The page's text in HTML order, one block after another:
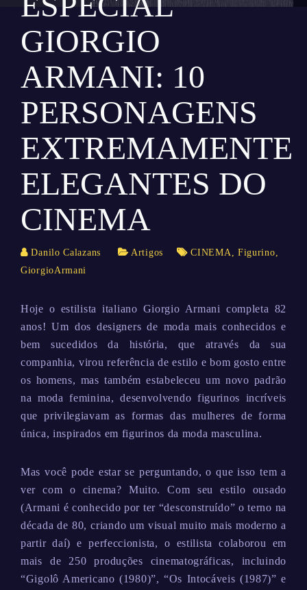
GIORGIO
ARMANI: 10
PERSONAGENS
EXTREMAMENTE
ELEGANTES DO
CINEMA
Danilo Calazans Artigos CINEMA, Figurino,
GiorgioArmani
Hoje o estilista italiano Giorgio Armani completa 82
anos! Um dos designers de moda mais conhecidos e
bem sucedidos da história, que através da sua
companhia, virou referência de estilo e bom gosto entre
os homens, mas também estabeleceu um novo padrão
na moda feminina, desenvolvendo figurinos incríveis
que privilegiavam as formas das mulheres de forma
única, inspirados em figurinos da moda masculina.
Mas você pode estar se perguntando, o que isso tem a
ver com o cinema? Muito. Com seu estilo ousado
(Armani é conhecido por ter “desconstruído” o terno na
década de 80, criando um visual muito mais moderno a
partir daí) e perfeccionista, o estilista colaborou em
mais de 250 produções cinematográficas, incluindo
“Gigolô Americano (1980)”, “Os Intocáveis (1987)” e